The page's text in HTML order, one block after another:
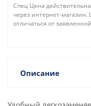
Спец Цена
через интернет-
отличаться от
Описание